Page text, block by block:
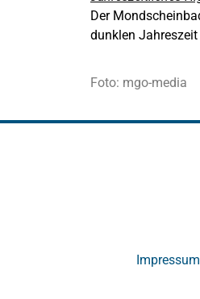
Der
dunklen
Foto: mgo-media
Impressum